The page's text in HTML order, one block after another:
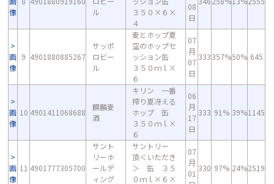
像
ル
３５０×６×
４
08
日
画
像
9 4901880885267
サッポ
ロビー
ル
麦とホップ夏
空のホップセ
ッション缶
３５０ｍｌ×
６
07
月
07
日
333357%50% 645
画
像
10 4901411068688
麒麟麦
酒
キリン 一番
搾り夏冴える
ホップ 缶
３５０ｍｌ×
６
06
月
17
日
333 91% 39%1145
画
像
11 4901777305700
サント
リーホ
ールデ
ィング
サントリー
頂＜いただき
＞ 缶 ３５
０ｍｌ×６×
07
月
01
330 97% 24%2519